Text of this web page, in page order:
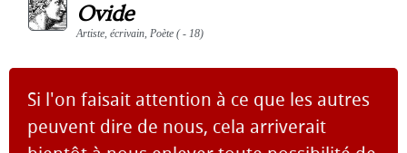
Ovide
Artiste, écrivain, Poète ( - 18)
Si l'on faisait attention à ce que les autres
peuvent dire de nous, cela arriverait